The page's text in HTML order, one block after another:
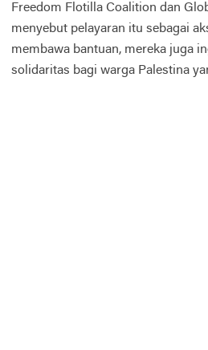
Freedom Flotilla Coalition dan
menyebut pelayaran itu sebagai
membawa bantuan, mereka juga
solidaritas bagi warga Palestina